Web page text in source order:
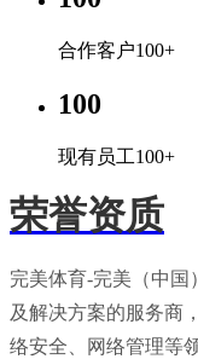
合作客户100+
100
现有员工100+
荣誉资质
完美体育-完美（中国
及解决方案的服务商
络安全、网络管理等